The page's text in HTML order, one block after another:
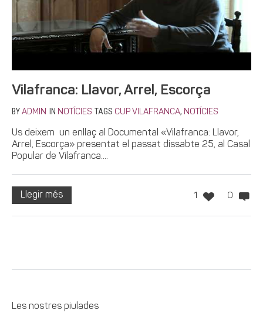
Vilafranca: Llavor, Arrel, Escorça
BY ADMIN IN NOTÍCIES TAGS CUP VILAFRANCA, NOTÍCIES
Us deixem un enllaç al Documental «Vilafranca: Llavor,
Arrel, Escorça» presentat el passat dissabte 25, al Casal
Popular de Vilafranca....
1 0
Llegir més
Les nostres piulades